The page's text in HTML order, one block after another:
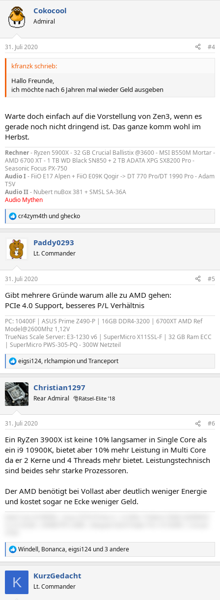
k
t
i
e
n
Cokocool
Admiral
31. Juli 2020 #4
kfranzk schrieb:
Hallo Freunde,
ich möchte nach 6 Jahren mal wieder Geld ausgeben
Warte doch einfach auf die Vorstellung von Zen3, wenn es
gerade noch nicht dringend ist. Das ganze komm wohl im
Herbst.
Rechner- Ryzen 5900X - 32 GB Crucial Ballistix @3600 - MSI B550M Mortar -
AMD 6700 XT - 1 TB WD Black SN850 + 2 TB ADATA XPG SX8200 Pro -
Seasonic Focus PX-750
Audio I- FiiO E17 Alpen + FiiO E09K Qogir -> DT 770 Pro/DT 1990 Pro - Adam
T5V
Audio II- Nubert nuBox 381 + SMSL SA-36A
Audio Mythen
R
e
k
t
e
:
cr4zym4th undghecko
Paddy0293
Lt. Commander
31. Juli 2020 #5
Gibt mehrere Gründe warum alle zu AMD gehen:
PCIe 4.0 Support, besseres P/L Verhältnis
PC: 10400F | ASUS Prime Z490-P | 16GB DDR4-3200 | 6700XT AMD Ref
Model@2600Mhz 1,12V
TrueNas Scale Server: E3-1230 v6 | SuperMicro X11SSL-F | 32 GB Ram ECC
| SuperMicro PWS-305-PQ - 300W Netzteil
R
e
k
t
i
e
:
eigsi124, rlchampion undTranceport
Christian1297
Rear Admiral 🎅Rätsel-Elite ’18
31. Juli 2020 #6
Ein RyZen 3900X ist keine 10% langsamer in Single Core als
ein i9 10900K, bietet aber 10% mehr Leistung in Multi Core
da er 2 Kerne und 4 Threads mehr bietet. Leistungstechnisch
sind beides sehr starke Prozessoren.
Der AMD benötigt bei Vollast aber deutlich weniger Energie
und kostet sogar ne Ecke weniger Geld.
R
e
Windell, Bonanca,eigsi124 und 3 andere
K KurzGedacht
Lt. Commander